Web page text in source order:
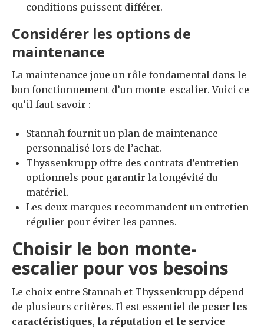
conditions puissent différer.
Considérer les options de
maintenance
La maintenance joue un rôle fondamental dans le
bon fonctionnement d’un monte-escalier. Voici ce
qu’il faut savoir :
Stannah fournit un plan de maintenance
personnalisé lors de l’achat.
Thyssenkrupp offre des contrats d’entretien
optionnels pour garantir la longévité du
matériel.
Les deux marques recommandent un entretien
régulier pour éviter les pannes.
Choisir le bon monte-
escalier pour vos besoins
Le choix entre Stannah et Thyssenkrupp dépend
de plusieurs critères. Il est essentiel de peser les
caractéristiques, la réputation et le service